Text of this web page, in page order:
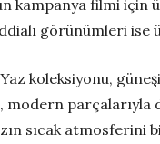
kampanya filmi için
görünümleri
koleksiyonu,
parçalarıyla
sıcak atmosferini